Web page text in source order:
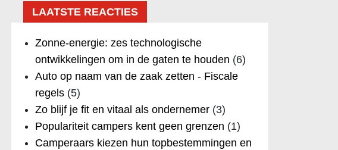
LAATSTE REACTIES
Zonne-energie: zes technologische
ontwikkelingen om in de gaten te houden (6)
Auto op naam van de zaak zetten - Fiscale
regels(5)
Zo blijf je fit en vitaal als ondernemer(3)
Populariteit campers kent geen grenzen (1)
Camperaars kiezen hun topbestemmingen en